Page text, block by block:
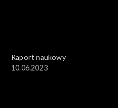
Raport naukowy
10.06.2023